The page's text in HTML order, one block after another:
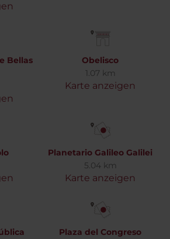
Bellas
Obelisco
1.07 km
Karte anzeigen
Planetario Galileo Galilei
5.04 km
Karte anzeigen
Plaza del Congreso